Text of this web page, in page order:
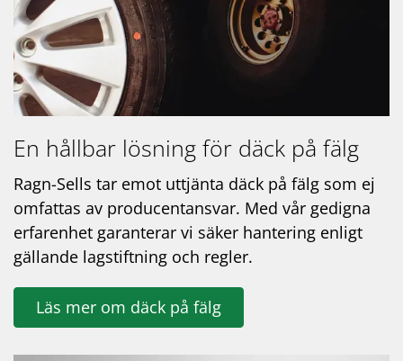
En hållbar lösning för däck på fälg
Ragn-Sells tar emot uttjänta däck på fälg som ej
omfattas av producentansvar. Med vår gedigna
erfarenhet garanterar vi säker hantering enligt
gällande lagstiftning och regler.
Läs mer om däck på fälg